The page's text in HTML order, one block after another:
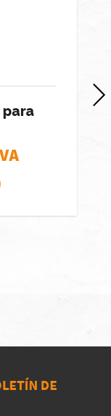
para
DE